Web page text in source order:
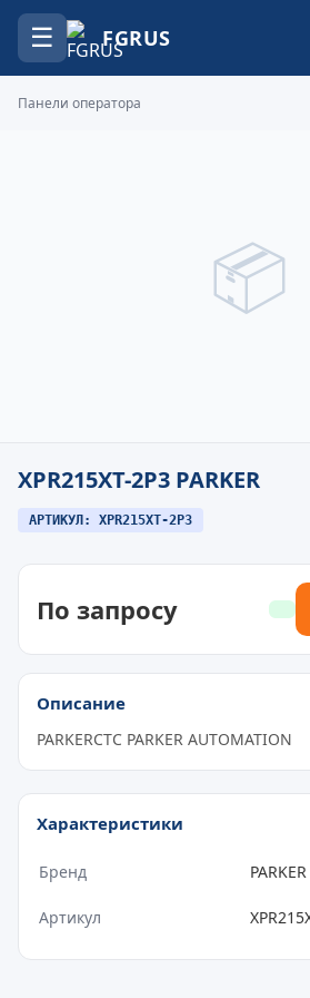
☰ FGRUS
Панели оператора
📦
XPR215XT-2P3 PARKER
АРТИКУЛ: XPR215XT-2P3
По запросу
Описание
PARKERCTC PARKER AUTOMATION
Характеристики
Бренд PARKER
Артикул